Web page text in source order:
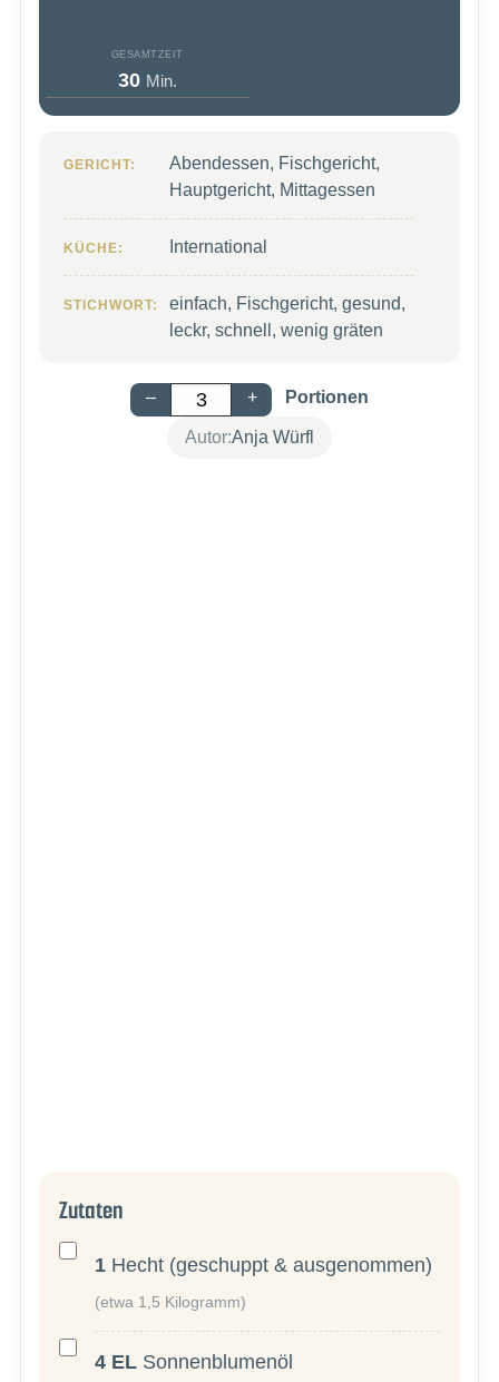
GESAMTZEIT
30Minuten
Min.
GERICHT:
Abendessen, Fischgericht,
Hauptgericht, Mittagessen
KÜCHE: International
STICHWORT:
einfach, Fischgericht, gesund,
leckr, schnell, wenig gräten
– + Portionen
Autor:Anja Würfl
Zutaten
1 Hecht (geschuppt & ausgenommen)
(etwa 1,5 Kilogramm)
4 EL Sonnenblumenöl